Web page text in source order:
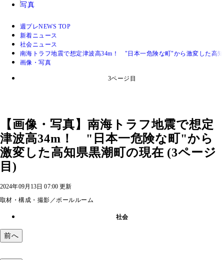
写真
週プレNEWS TOP
新着ニュース
社会ニュース
南海トラフ地震で想定津波高34m！ "日本一危険な町"から激変した高
画像・写真
3ページ目
【画像・写真】南海トラフ地震で想定
津波高34m！ "日本一危険な町"から
激変した高知県黒潮町の現在 (3ページ
目)
2024年09月13日 07:00 更新
取材・構成・撮影／ボールルーム
社会
前へ